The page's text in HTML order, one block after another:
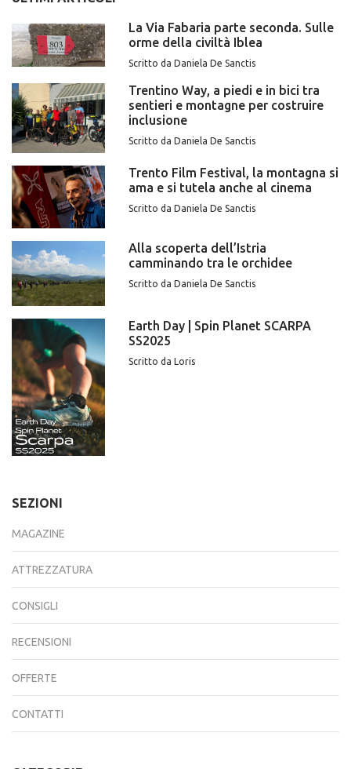
La Via Fabaria parte seconda. Sulle
orme della civiltà Iblea
Scritto da Daniela De Sanctis
Trentino Way, a piedi e in bici tra
sentieri e montagne per costruire
inclusione
Scritto da Daniela De Sanctis
Trento Film Festival, la montagna si
ama e si tutela anche al cinema
Scritto da Daniela De Sanctis
Alla scoperta dell’Istria
camminando tra le orchidee
Scritto da Daniela De Sanctis
Earth Day | Spin Planet SCARPA
SS2025
Scritto da Loris
SEZIONI
MAGAZINE
ATTREZZATURA
CONSIGLI
RECENSIONI
OFFERTE
CONTATTI